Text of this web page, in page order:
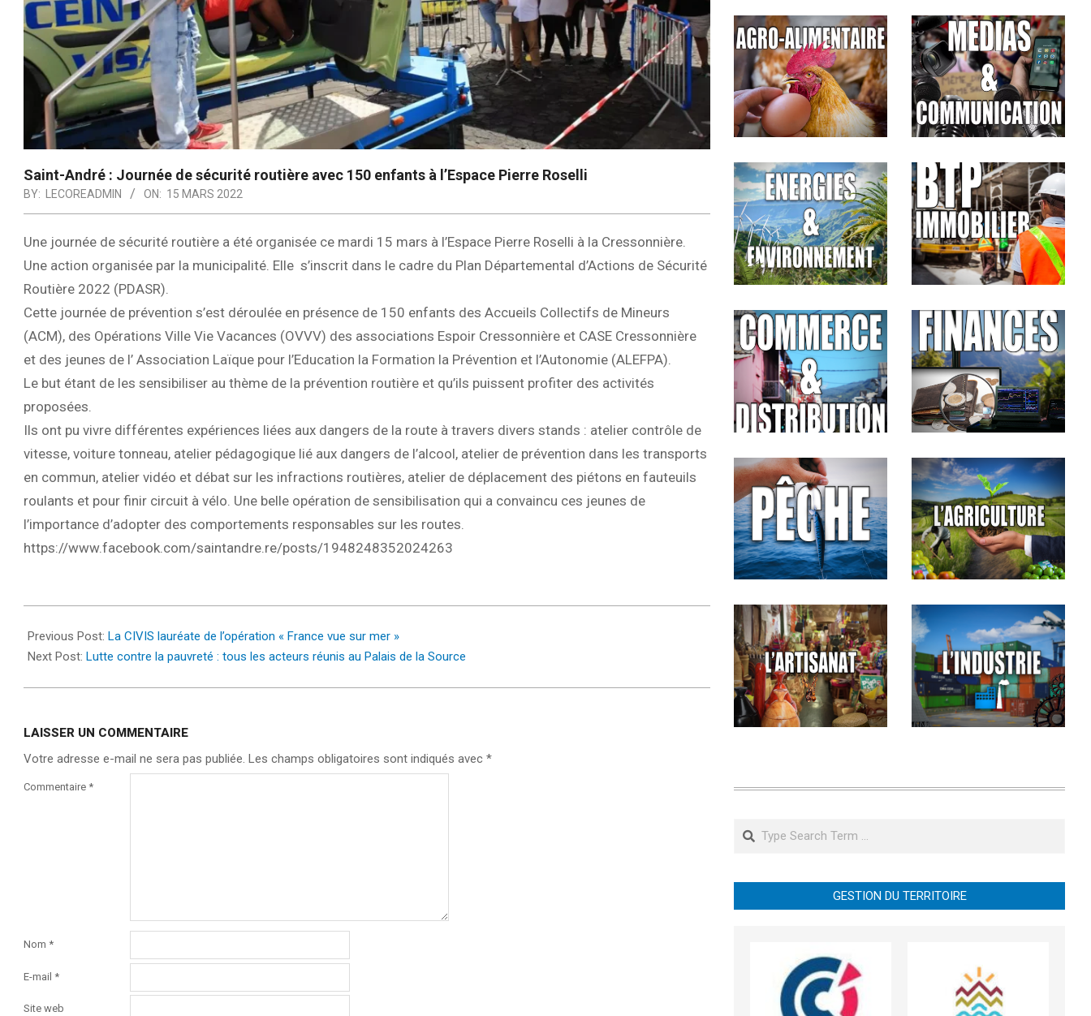
Saint-André : Journée de sécurité routière avec 150 enfants à l’Espace Pierre Roselli
BY: LECOREADMIN ON: 15 MARS 2022
Une journée de sécurité routière a été organisée ce mardi 15 mars à l’Espace Pierre Roselli à la Cressonnière.
Une action organisée par la municipalité. Elle s’inscrit dans le cadre du Plan Départemental d’Actions de Sécurité
Routière 2022 (PDASR).
Cette journée de prévention s’est déroulée en présence de 150 enfants des Accueils Collectifs de Mineurs
(ACM), des Opérations Ville Vie Vacances (OVVV) des associations Espoir Cressonnière et CASE Cressonnière
et des jeunes de l’ Association Laïque pour l’Education la Formation la Prévention et l’Autonomie (ALEFPA).
Le but étant de les sensibiliser au thème de la prévention routière et qu’ils puissent profiter des activités
proposées.
Ils ont pu vivre différentes expériences liées aux dangers de la route à travers divers stands : atelier contrôle de
vitesse, voiture tonneau, atelier pédagogique lié aux dangers de l’alcool, atelier de prévention dans les transports
en commun, atelier vidéo et débat sur les infractions routières, atelier de déplacement des piétons en fauteuils
roulants et pour finir circuit à vélo. Une belle opération de sensibilisation qui a convaincu ces jeunes de
l’importance d’adopter des comportements responsables sur les routes.
https://www.facebook.com/saintandre.re/posts/1948248352024263
03-
15
Previous Post: La CIVIS lauréate de l’opération « France vue sur mer »
Next Post: Lutte contre la pauvreté : tous les acteurs réunis au Palais de la Source
LAISSER UN COMMENTAIRE
Votre adresse e-mail ne sera pas publiée. Les champs obligatoires sont indiqués avec *
Commentaire *
Nom *
E-mail *
Site web
Search
GESTION DU TERRITOIRE